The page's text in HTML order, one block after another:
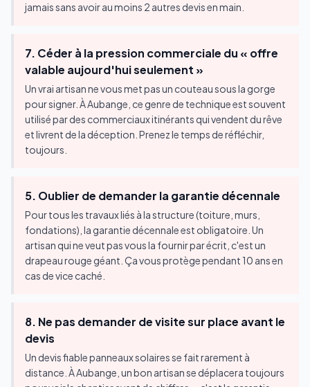
jamais sans avoir au moins 2 autres devis en main.
7. Céder à la pression commerciale du « offre
valable aujourd'hui seulement »
Un vrai artisan ne vous met pas un couteau sous la gorge
pour signer. À Aubange, ce genre de technique est souvent
utilisé par des commerciaux itinérants qui vendent du rêve
et livrent de la déception. Prenez le temps de réfléchir,
toujours.
5. Oublier de demander la garantie décennale
Pour tous les travaux liés à la structure (toiture, murs,
fondations), la garantie décennale est obligatoire. Un
artisan qui ne veut pas vous la fournir par écrit, c'est un
drapeau rouge géant. Ça vous protège pendant 10 ans en
cas de vice caché.
8. Ne pas demander de visite sur place avant le
devis
Un devis fiable panneaux solaires se fait rarement à
distance. À Aubange, un bon artisan se déplacera toujours